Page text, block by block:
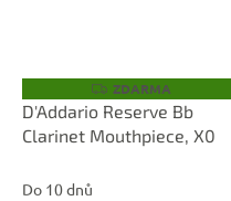
Z
D
A
R
ZDARMA
D'Addario Reserve Bb
Clarinet Mouthpiece, X0
Do 10 dnů